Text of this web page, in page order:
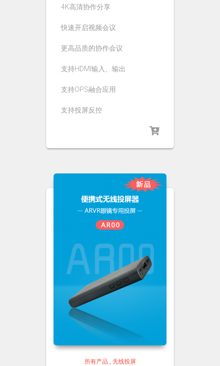
4K高清协作分享
快速开启视频会议
更高品质的协作会议
支持HDMI输入、输出
支持OPS融合应用
支持投屏反控
所有产品 , 无线投屏